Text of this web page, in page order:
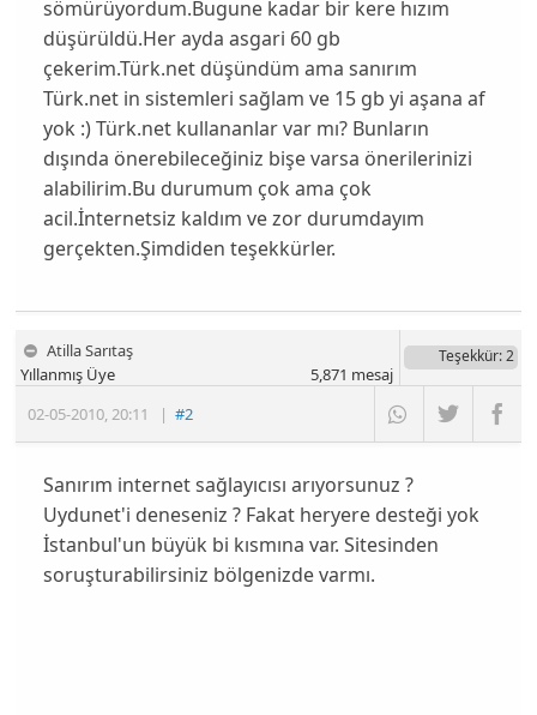
sömürüyordum.Bugune kadar bir kere hızım
düşürüldü.Her ayda asgari 60 gb
çekerim.Türk.net düşündüm ama sanırım
Türk.net in sistemleri sağlam ve 15 gb yi aşana af
yok :) Türk.net kullananlar var mı? Bunların
dışında önerebileceğiniz bişe varsa önerilerinizi
alabilirim.Bu durumum çok ama çok
acil.İnternetsiz kaldım ve zor durumdayım
gerçekten.Şimdiden teşekkürler.
Atilla Sarıtaş
02-05-2010,20:11 |#2
Yıllanmış Üye
Teşekkür: 2
5,871 mesaj
Sanırım internet sağlayıcısı arıyorsunuz ?
Uydunet'i deneseniz ? Fakat heryere desteği yok
İstanbul'un büyük bi kısmına var. Sitesinden
soruşturabilirsiniz bölgenizde varmı.